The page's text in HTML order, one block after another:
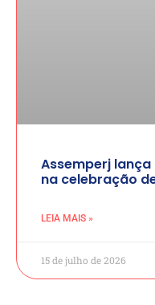
Assemperj
na celebração
LEIA MAIS »
15 de julho de 2026